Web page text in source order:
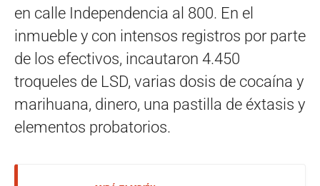
en calle Independencia al 800. En el
inmueble y con intensos registros por parte
de los efectivos, incautaron 4.450
troqueles de LSD, varias dosis de cocaína y
marihuana, dinero, una pastilla de éxtasis y
elementos probatorios.